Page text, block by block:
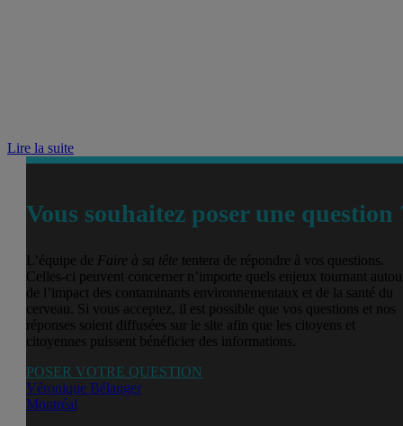
Lire la suite
Vous souhaitez poser une question
L’équipe de Faire à sa tête tentera de répondre à vos questions.
Celles-ci peuvent concerner n’importe quels enjeux tournant
de l’impact des contaminants environnementaux et de la santé du
cerveau. Si vous acceptez, il est possible que vos questions et nos
réponses soient diffusées sur le site afin que les citoyens et
citoyennes puissent bénéficier des informations.
POSER VOTRE QUESTION
Véronique Bélanger
Montréal